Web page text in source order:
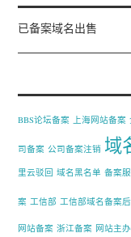
已备案域名出售
BBS论坛备案 上海网站备案
司备案 公司备案注销 域
里云驳回 域名黑名单 备案
案 工信部 工信部域名备案
网站备案 浙江备案 网站主